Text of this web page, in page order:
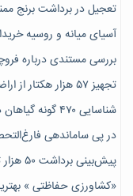
تعجیل در برداشت برنج
آسیای میانه و روسیه
بررسی مستندی درباره
تجهیز ۵۷ هزار هکتار از اراضی لرستان به سیستم آبیاری نوین
شناسایی ۴۷٠ گونه گیاهان دارویی در آذربایجان غربی
در پی ساماندهی
پیش‎‌بینی برداشت ۵۰ هزار تن هلو از باغات چهارمحال و بختیاری
«کشاورزی حفاظتی »